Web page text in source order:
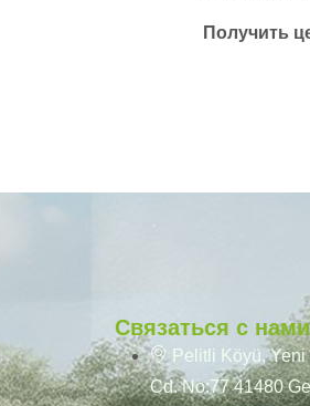
Получить
Связаться с
Pelitli Köyü, Yeni
Cd. No:77 41480